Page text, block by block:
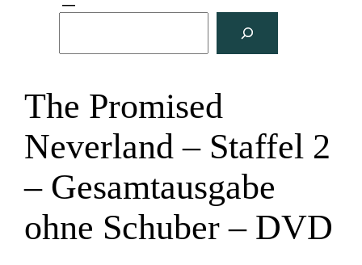
e
The Promised
Neverland – Staffel 2
– Gesamtausgabe
ohne Schuber – DVD